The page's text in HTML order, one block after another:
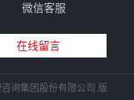
微信客服
在线留言
询集团股份有限公司 版